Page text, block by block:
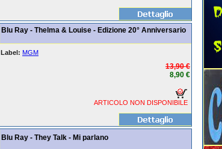
Blu Ray - Thelma & Louise - Edizione 20° Anniversario
Label: MGM
13,90 €
8,90 €
ARTICOLO NON DISPONIBILE
Blu Ray - They Talk - Mi parlano